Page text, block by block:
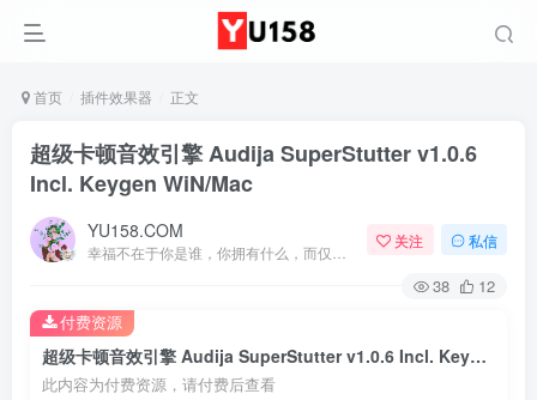
首页 插件效果器 正文
超级卡顿音效引擎 Audija SuperStutter v1.0.6
Incl. Keygen WiN/Mac
YU158.COM 关注 私信
38 12
超级卡顿音效引擎 Audija SuperStutter v1.0.6 Incl. Keygen WiN/Mac
此内容为付费资源，请付费后查看
付费资源